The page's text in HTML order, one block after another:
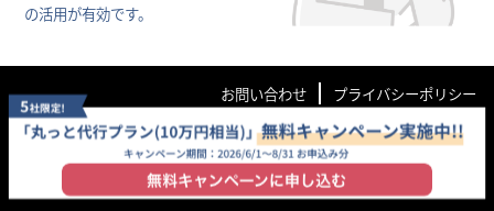
の活用が有効です。​
お問い合わせ プライバシーポリシー